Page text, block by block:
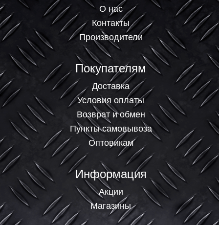
О нас
Контакты
Производители
Покупателям
Доставка
Условия оплаты
Возврат и обмен
Пункты самовывоза
Оптовикам
Информация
Акции
Магазины